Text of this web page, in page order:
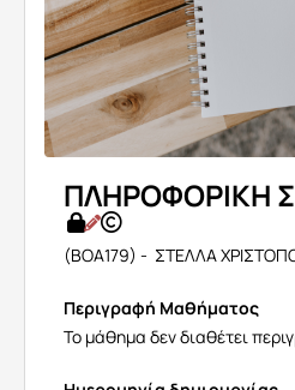
ΠΛΗΡΟΦΟΡΙΚΗ
(BOA179) - ΣΤΕΛΛΑ
Περιγραφή Μαθήματος
Το μάθημα δεν διαθέτει